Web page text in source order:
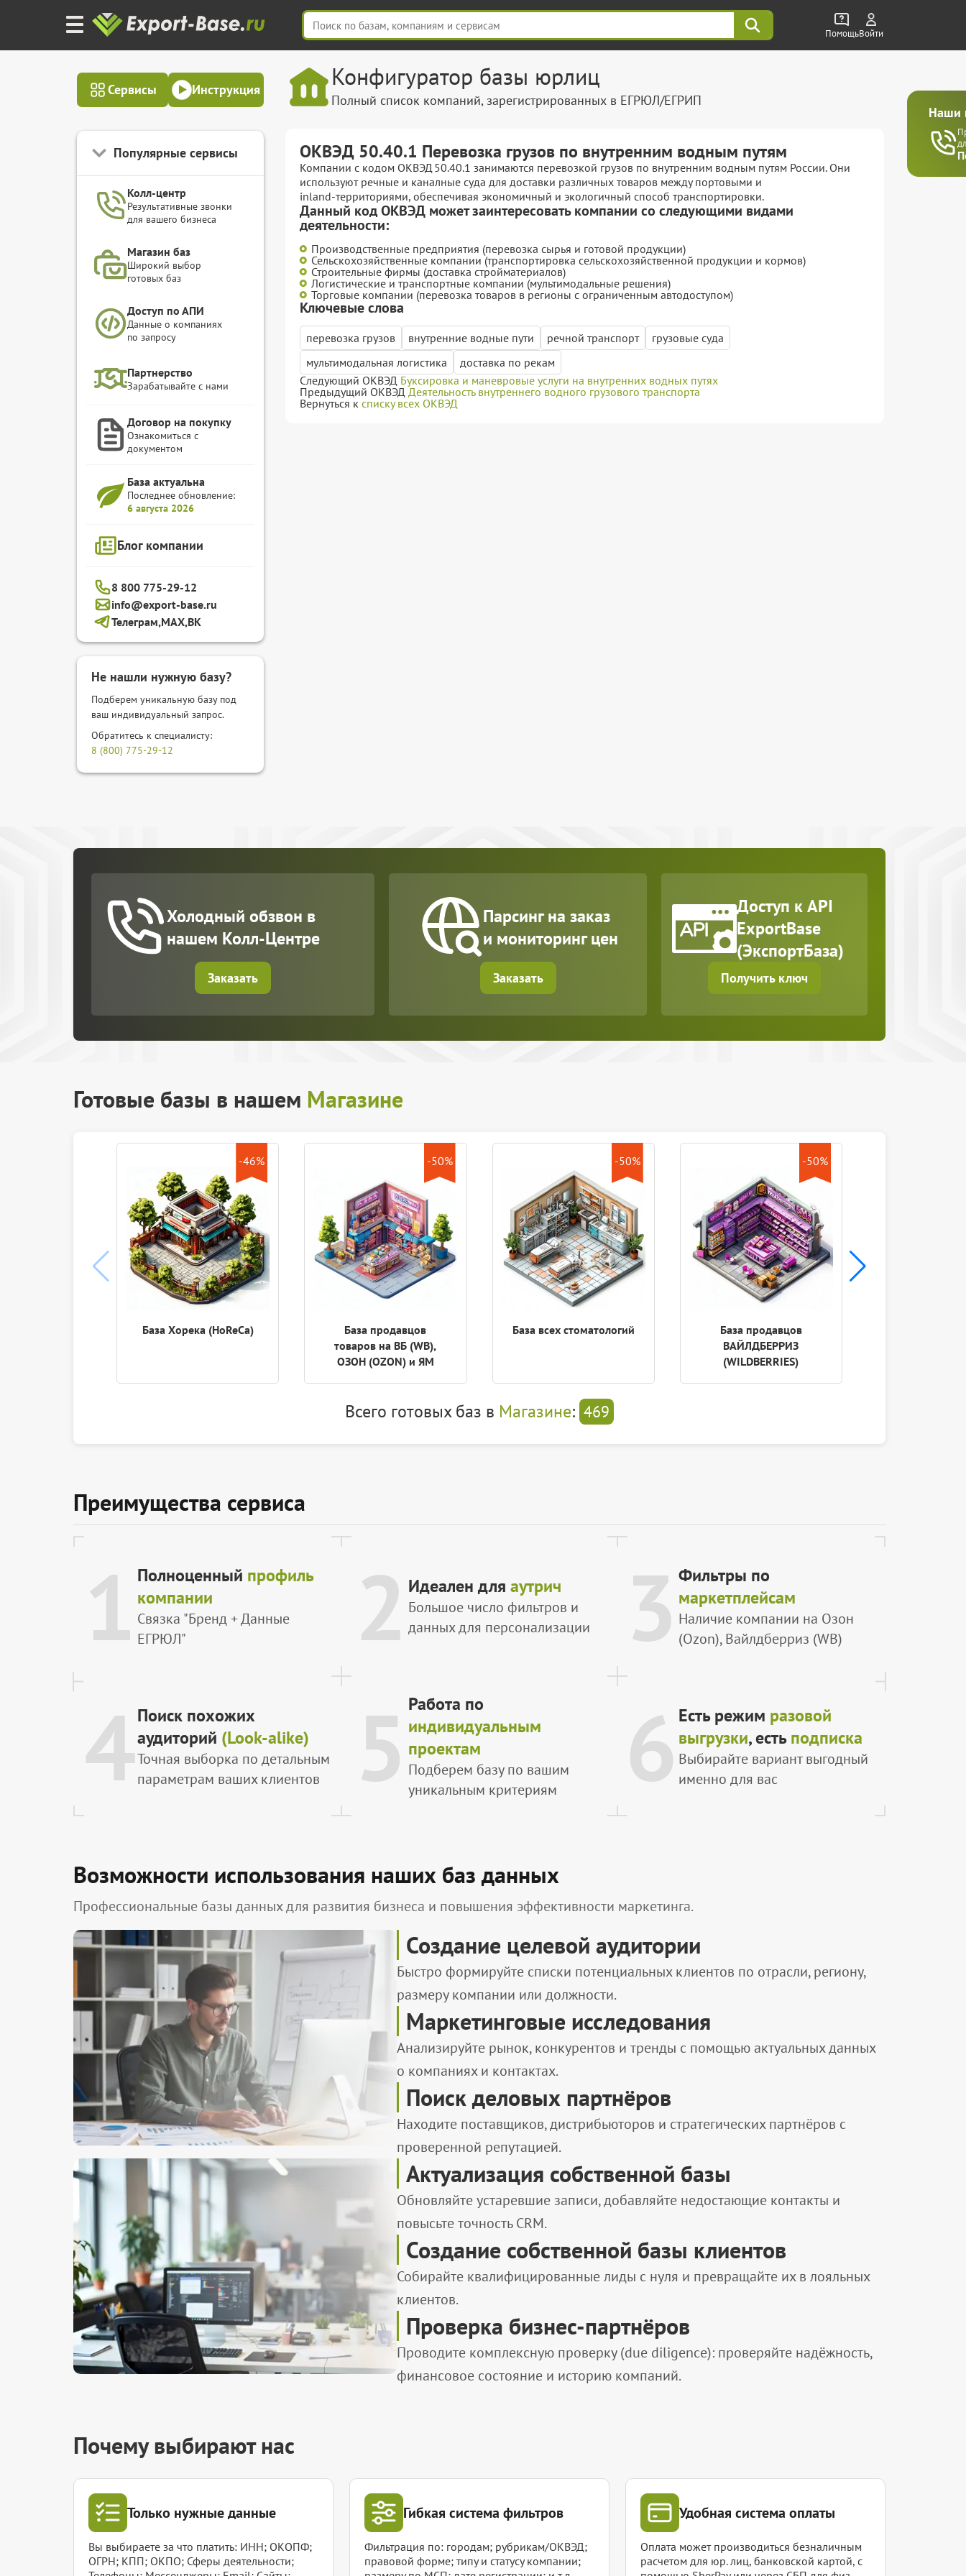
ПомощьВойти
Наши
Конфигуратор базы юрлиц
Полный список компаний, зарегистрированных в ЕГРЮЛ/ЕГРИП
Сервисы Инструкция
Популярные сервисы
Колл-центр
Результативные звонки
для вашего бизнеса
Магазин баз
Широкий выбор
готовых баз
Доступ по АПИ
Данные о компаниях
по запросу
Партнерство
Зарабатывайте с нами
Договор на покупку
Ознакомиться с
документом
База актуальна
Последнее обновление:
6 августа 2026
Блог компании
8 800 775-29-12
info@export-base.ru
Телеграм,MAX,ВК
Не нашли нужную базу?
Подберем уникальную базу под
ваш индивидуальный запрос.
Обратитесь к специалисту:
8 (800) 775-29-12
ОКВЭД 50.40.1 Перевозка грузов по внутренним водным путям
Компании с кодом ОКВЭД 50.40.1 занимаются перевозкой грузов по внутренним водным путям России. Они
используют речные и каналные суда для доставки различных товаров между портовыми и
inland‑территориями, обеспечивая экономичный и экологичный способ транспортировки.
Данный код ОКВЭД может заинтересовать компании со следующими видами
деятельности:
Производственные предприятия (перевозка сырья и готовой продукции)
Сельскохозяйственные компании (транспортировка сельскохозяйственной продукции и кормов)
Строительные фирмы (доставка стройматериалов)
Логистические и транспортные компании (мультимодальные решения)
Торговые компании (перевозка товаров в регионы с ограниченным автодоступом)
Ключевые слова
перевозка грузов внутренние водные пути речной транспорт
грузовые суда
мультимодальная логистика
доставка по рекам
Следующий ОКВЭД Буксировка и маневровые услуги на внутренних водных путях
Предыдущий ОКВЭД Деятельность внутреннего водного грузового транспорта
Вернуться к списку всех ОКВЭД
Холодный обзвон в
нашем Колл-Центре
Заказать
Парсинг на заказ
и мониторинг цен
Заказать
Доступ к API
ExportBase
(ЭкспортБаза)
Получить ключ
Готовые базы в нашем Магазине
-46%
База Хорека (HoReCa)
-50%
База продавцов
товаров на ВБ (WB),
ОЗОН (OZON) и ЯМ
-50%
База всех стоматологий
-50%
База продавцов
ВАЙЛДБЕРРИЗ
(WILDBERRIES)
Всего готовых баз в Магазине: 469
Преимущества сервиса
1 Полноценный профиль
компании
Связка "Бренд + Данные
ЕГРЮЛ"
2 Идеален для аутрич
Большое число фильтров и
данных для персонализации
3 Фильтры по
маркетплейсам
Наличие компании на Озон
(Ozon), Вайлдберриз (WB)
4Поиск похожих
аудиторий (Look-alike)
Точная выборка по детальным
параметрам ваших клиентов
5 Работа по
индивидуальным
проектам
Подберем базу по вашим
уникальным критериям
6 Есть режим разовой
выгрузки, естьподписка
Выбирайте вариант выгодный
именно для вас
Возможности использования наших баз данных
Профессиональные базы данных для развития бизнеса и повышения эффективности маркетинга.
Создание целевой аудитории
Быстро формируйте списки потенциальных клиентов по отрасли, региону,
размеру компании или должности.
Маркетинговые исследования
Анализируйте рынок, конкурентов и тренды с помощью актуальных данных
о компаниях и контактах.
Поиск деловых партнёров
Находите поставщиков, дистрибьюторов и стратегических партнёров с
проверенной репутацией.
Актуализация собственной базы
Обновляйте устаревшие записи, добавляйте недостающие контакты и
повысьте точность CRM.
Создание собственной базы клиентов
Собирайте квалифицированные лиды с нуля и превращайте их в лояльных
клиентов.
Проверка бизнес-партнёров
Проводите комплексную проверку (due diligence): проверяйте надёжность,
финансовое состояние и историю компаний.
Почему выбирают нас
Только нужные данные
Вы выбираете за что платить: ИНН; ОКОПФ;
ОГРН; КПП; ОКПО; Сферы деятельности;
Гибкая система фильтров
Фильтрация по: городам; рубрикам/ОКВЭД;
правовой форме; типу и статусу компании;
Удобная система оплаты
Оплата может производиться безналичным
расчетом для юр. лиц, банковской картой, с